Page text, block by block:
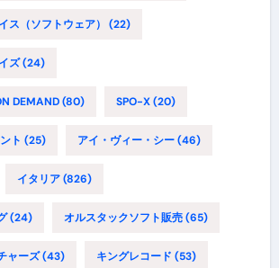
ス（ソフトウェア） (22)
ズ(24)
DEMAND(80) SPO-X(20)
ト (25) アイ・ヴィー・シー(46)
イタリア(826)
(24) オルスタックソフト販売(65)
ャーズ(43) キングレコード (53)